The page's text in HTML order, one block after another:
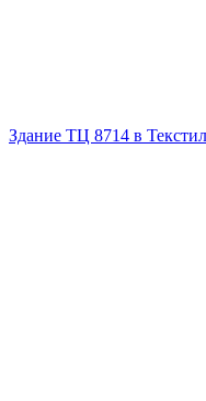
Здание ТЦ 8714 в